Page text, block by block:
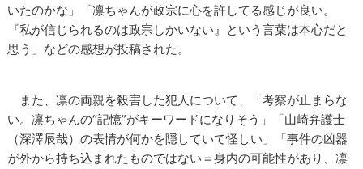
いたのかな」「凛ちゃんが政宗に心を許してる感じが良い。
『私が信じられるのは政宗しかいない』という言葉は本心だと
思う」などの感想が投稿された。
また、凛の両親を殺害した犯人について、「考察が止まらな
い。凛ちゃんの“記憶”がキーワードになりそう」「山崎弁護士
（深澤辰哉）の表情が何かを隠していて怪しい」「事件の凶器
が外から持ち込まれたものではない＝身内の可能性があり、凛